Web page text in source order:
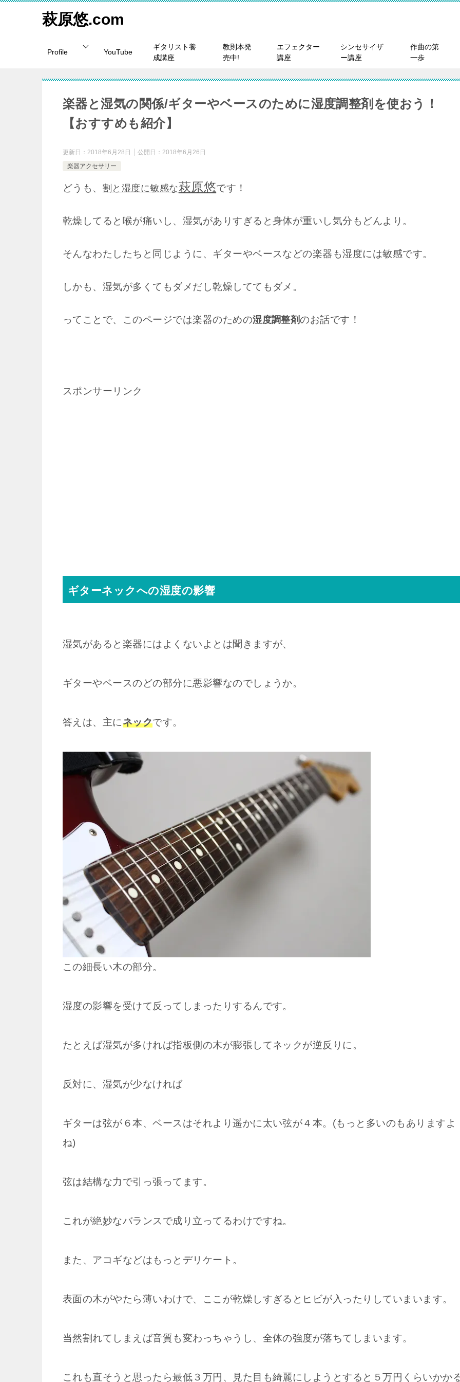
萩原悠.com
Profile YouTube
ギタリスト養
成講座
教則本発
売中!
エフェクター
講座
シンセサイザ
ー講座
作曲の第
一歩
楽器と湿気の関係/ギターやベースのために湿度調整剤を使おう！
【おすすめも紹介】
更新日： 2018年6月28日 公開日： 2018年6月26日
楽器アクセサリー
どうも、 割と湿度に敏感な萩原悠です！
乾燥してると喉が痛いし、湿気がありすぎると身体が重いし気分もどんより。
そんなわたしたちと同じように、ギターやベースなどの楽器も湿度には敏感です。
しかも、湿気が多くてもダメだし乾燥しててもダメ。
ってことで、このページでは楽器のための湿度調整剤のお話です！
スポンサーリンク
ギターネックへの湿度の影響
湿気があると楽器にはよくないよとは聞きますが、
ギターやベースのどの部分に悪影響なのでしょうか。
答えは、主にネックです。
この細長い木の部分。
湿度の影響を受けて反ってしまったりするんです。
たとえば湿気が多ければ指板側の木が膨張してネックが逆反りに。
反対に、湿気が少なければ
ギターは弦が６本、ベースはそれより遥かに太い弦が４本。(もっと多いのもありますよ
ね)
弦は結構な力で引っ張ってます。
これが絶妙なバランスで成り立ってるわけですね。
また、アコギなどはもっとデリケート。
表面の木がやたら薄いわけで、ここが乾燥しすぎるとヒビが入ったりしていまいます。
当然割れてしまえば音質も変わっちゃうし、全体の強度が落ちてしまいます。
これも直そうと思ったら最低３万円、見た目も綺麗にしようとすると５万円くらいかか